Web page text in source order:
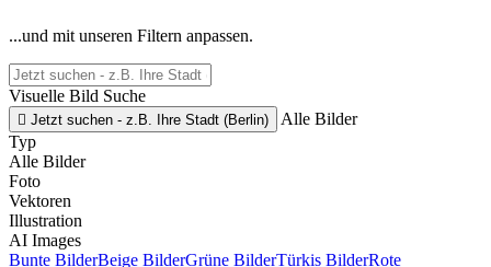
...und mit unseren Filtern anpassen.
Visuelle Bild Suche
 Jetzt suchen - z.B. Ihre Stadt (Berlin)
Alle Bilder
Typ
Alle Bilder
Foto
Vektoren
Illustration
AI Images
Bunte BilderBeige BilderGrüne BilderTürkis BilderRote